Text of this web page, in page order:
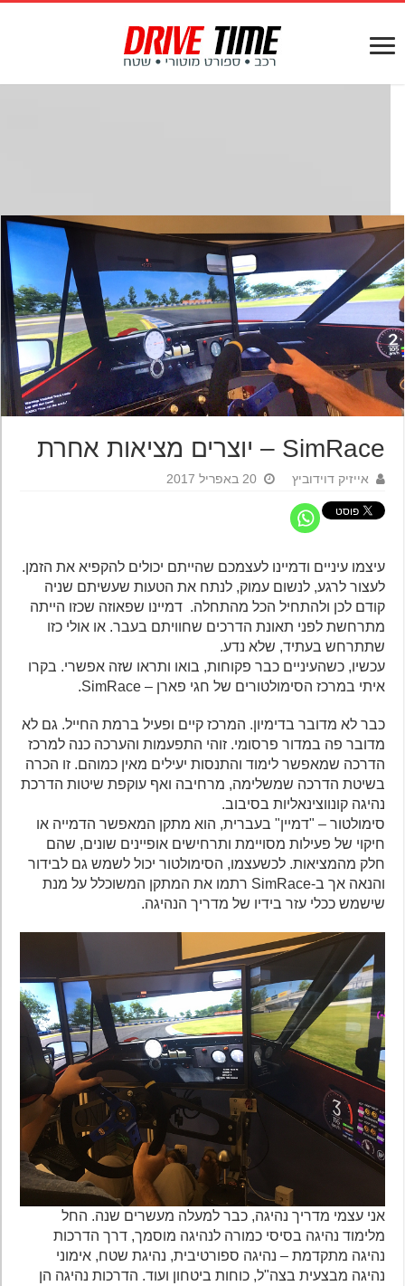
SimRace – יוצרים מציאות אחרת
אייזיק דוידוביץ 20 באפריל 2017
עיצמו עיניים ודמיינו לעצמכם שהייתם יכולים להקפיא את הזמן.
לעצור לרגע, לנשום עמוק, לנתח את הטעות שעשיתם שניה
קודם לכן ולהתחיל הכל מהתחלה. דמיינו שפאוזה שכזו הייתה
מתרחשת לפני תאונת הדרכים שחוויתם בעבר. או אולי כזו
שתתרחש בעתיד, שלא נדע.
עכשיו, כשהעיניים כבר פקוחות, בואו ותראו שזה אפשרי. בקרו
איתי במרכז הסימולטורים של חגי פארן – SimRace.
כבר לא מדובר בדימיון. המרכז קיים ופעיל ברמת החייל. גם לא
מדובר פה במדור פרסומי. זוהי התפעמות והערכה כנה למרכז
הדרכה שמאפשר לימוד והתנסות יעילים מאין כמוהם. זו הכרה
בשיטת הדרכה שמשלימה, מרחיבה ואף עוקפת שיטות הדרכת
נהיגה קונווצינאליות בסיבוב.
סימולטור – "דמיין" בעברית, הוא מתקן המאפשר הדמייה או
חיקוי של פעילות מסויימת ותרחישים אופיינים שונים, שהם
חלק מהמציאות. לכשעצמו, הסימולטור יכול לשמש גם לבידור
והנאה אך ב-SimRace רתמו את המתקן המשוכלל על מנת
שישמש ככלי עזר בידיו של מדריך הנהיגה.
אני עצמי מדריך נהיגה, כבר למעלה מעשרים שנה. החל
מלימוד נהיגה בסיסי כמורה לנהיגה מוסמך, דרך הדרכות
נהיגה מתקדמת – נהיגה ספורטיבית, נהיגת שטח, אימוני
נהיגה מבצעית בצה"ל, כוחות ביטחון ועוד. הדרכות נהיגה הן